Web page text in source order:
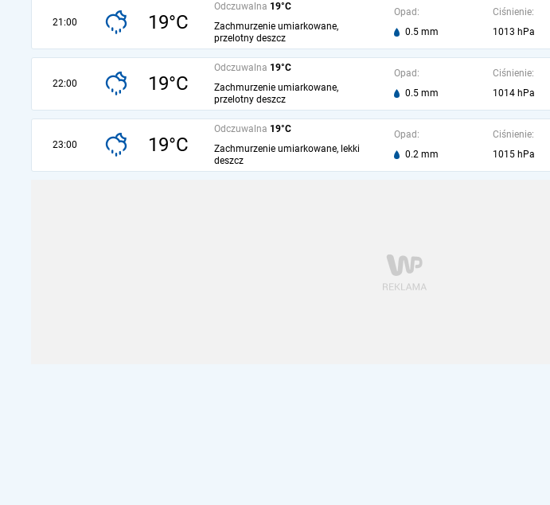
21:00 19°C
Odczuwalna 19°C
Zachmurzenie umiarkowane,
przelotny deszcz
Opad:
0.5 mm
Ciśnienie:
1013 hPa
22:00 19°C
Odczuwalna 19°C
Zachmurzenie umiarkowane,
przelotny deszcz
Opad:
0.5 mm
Ciśnienie:
1014 hPa
23:00 19°C
Odczuwalna 19°C
Zachmurzenie umiarkowane, lekki
deszcz
Opad:
0.2 mm
Ciśnienie:
1015 hPa